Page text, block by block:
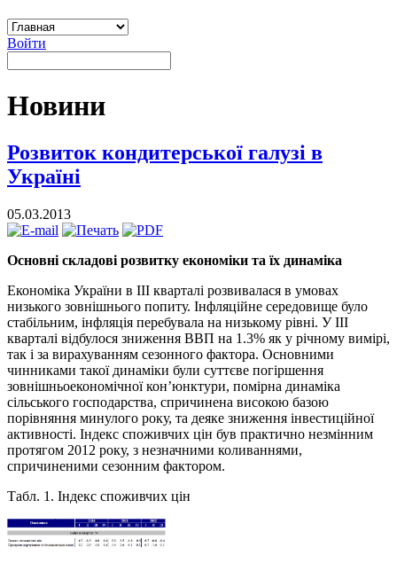
Войти
Новини
Розвиток кондитерської галузі в
Україні
05.03.2013
Основні складові розвитку економіки та їх динаміка
Економіка України в ІІІ кварталі розвивалася в умовах
низького зовнішнього попиту. Інфляційне середовище було
стабільним, інфляція перебувала на низькому рівні. У ІІІ
кварталі відбулося зниження ВВП на 1.3% як у річному вимірі,
так і за вирахуванням сезонного фактора. Основними
чинниками такої динаміки були суттєве погіршення
зовнішньоекономічної кон’юнктури, помірна динаміка
сільського господарства, спричинена високою базою
порівняння минулого року, та деяке зниження інвестиційної
активності. Індекс споживчих цін був практично незмінним
протягом 2012 року, з незначними коливаннями,
спричиненими сезонним фактором.
Табл. 1. Індекс споживчих цін